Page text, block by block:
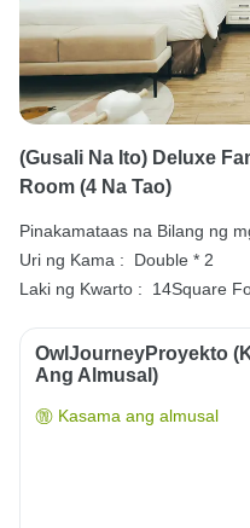
(Gusali Na Ito) Deluxe
Room (4 Na Tao)
Pinakamataas na Bilang ng
Uri ng Kama :
Double * 2
Laki ng Kwarto :
14Square
OwlJourneyProyekto
Ang Almusal)
Kasama ang almusal